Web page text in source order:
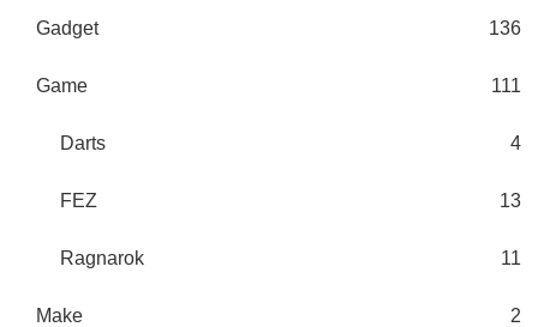
Gadget 136
Game 111
Darts 4
FEZ 13
Ragnarok 11
Make 2